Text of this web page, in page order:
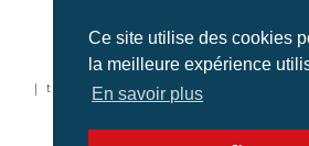
Ce site utilise des cookies
la meilleure expérience
En savoir plus
©aerialcollection marque
| tous droits réservés |
aériennes et documentaires